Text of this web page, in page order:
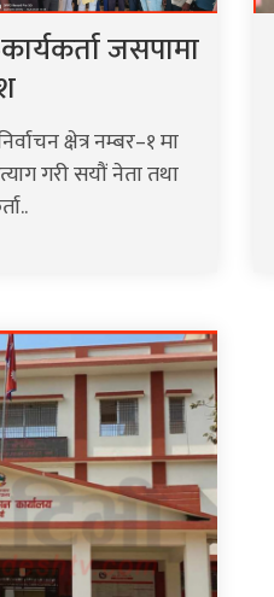
जसपामा
क्षेत्र नम्बर–१ मा
गरी सयौं नेता तथा